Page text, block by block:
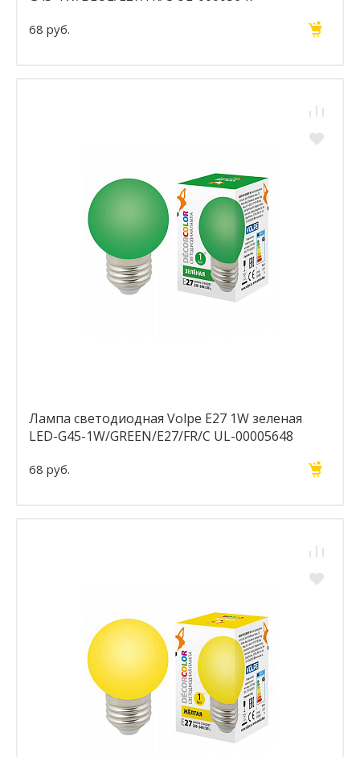
68 руб.
Лампа светодиодная Volpe E27 1W зеленая
LED-G45-1W/GREEN/E27/FR/С UL-00005648
68 руб.